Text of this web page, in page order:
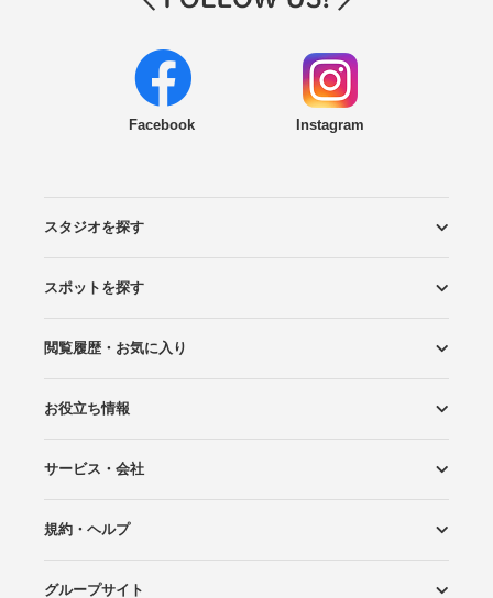
Facebook Instagram
スタジオを探す
エリアから探す
こだわりから探す
NEW PHOTO STYLE
プランから探す
フォトタイプ診断
フォトグラファーから探す
国内リゾートから探す
スポットを探す
ロケーションから探す
スタジオから探す
閲覧履歴・お気に入り
閲覧スタジオ
お気に入り
お役立ち情報
Wedding Photo マガジン
はじめてガイド
サービス・会社
Photoraitとは
スタジオの掲載について
お問い合わせ
運営会社
サイトマップ
規約・ヘルプ
プライバシーポリシー
利用規約
ヘルプ
グループサイト